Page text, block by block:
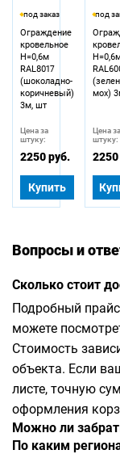
под заказ
Ограждение
кровельное
Н=0,6м
RAL8017
(шоколадно-
коричневый)
3м, шт
Цена за
штуку:
2250 руб.
Купить
под
мох)
Цена за
штуку:
2250
Вопросы и
Сколько стоит
Подробный
можете
Стоимость
объекта. Если
листе, точную
оформления
Можно ли
По каким